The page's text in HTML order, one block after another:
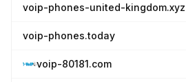
voip-phones-united-kingdom.xyz
voip-phones.today
voip-80181.com